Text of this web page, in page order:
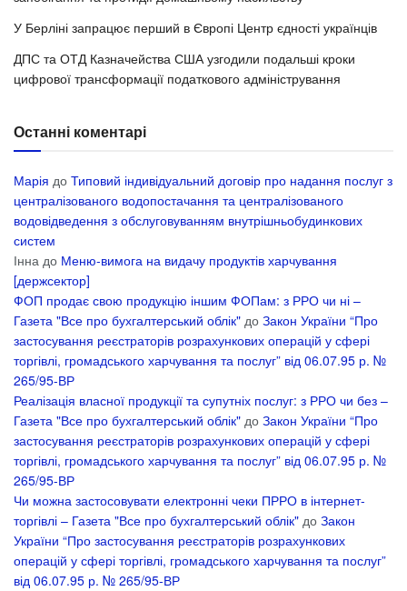
У Берліні запрацює перший в Європі Центр єдності українців
ДПС та ОТД Казначейства США узгодили подальші кроки
цифрової трансформації податкового адміністрування
Останні коментарі
Марія до Типовий індивідуальний договір про надання послуг з
централізованого водопостачання та централізованого
водовідведення з обслуговуванням внутрішньобудинкових
систем
Інна до Меню-вимога на видачу продуктів харчування
[держсектор]
ФОП продає свою продукцію іншим ФОПам: з РРО чи ні –
Газета "Все про бухгалтерський облік" до Закон України “Про
застосування реєстраторів розрахункових операцій у сфері
торгівлі, громадського харчування та послуг” від 06.07.95 р. №
265/95-ВР
Реалізація власної продукції та супутніх послуг: з РРО чи без –
Газета "Все про бухгалтерський облік" до Закон України “Про
застосування реєстраторів розрахункових операцій у сфері
торгівлі, громадського харчування та послуг” від 06.07.95 р. №
265/95-ВР
Чи можна застосовувати електронні чеки ПРРО в інтернет-
торгівлі – Газета "Все про бухгалтерський облік" до Закон
України “Про застосування реєстраторів розрахункових
операцій у сфері торгівлі, громадського харчування та послуг”
від 06.07.95 р. № 265/95-ВР